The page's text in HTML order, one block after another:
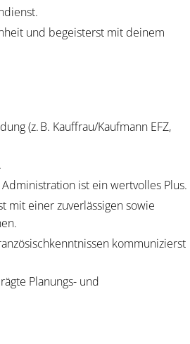
und begeisterst mit deinem
(z. B. Kauffrau/Kaufmann EFZ,
ist ein wertvolles Plus.
mit einer zuverlässigen sowie
kommunizierst
Planungs- und